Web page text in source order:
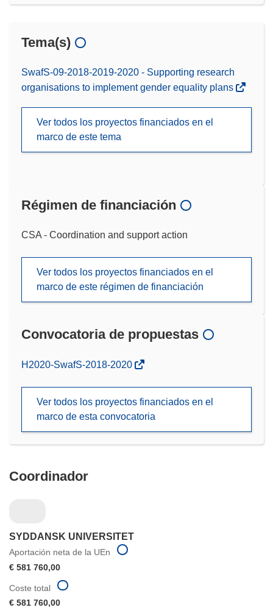
Tema(s)
SwafS-09-2018-2019-2020 - Supporting research
organisations to implement gender equality plans
Ver todos los proyectos financiados en el
marco de este tema
Régimen de financiación
CSA - Coordination and support action
Ver todos los proyectos financiados en el
marco de este régimen de financiación
Convocatoria de propuestas
(se
nueva
H2020-SwafS-2018-2020
Ver todos los proyectos financiados en el
marco de esta convocatoria
Coordinador
SYDDANSK UNIVERSITET
Aportación neta de la UEn
€ 581 760,00
Coste total
€ 581 760,00